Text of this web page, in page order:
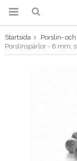
Startsida Porslin-
Porslinspärlor - 6 mm,